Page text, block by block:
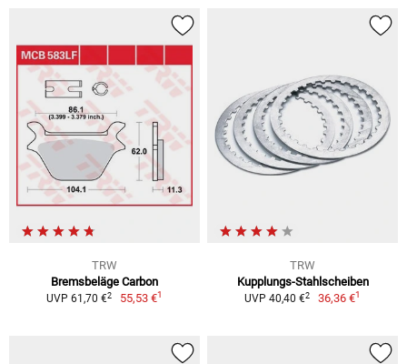
TRW
Bremsbeläge Carbon
UVP 61,70 €2 55,53 €1
TRW
Kupplungs-Stahlscheiben
UVP 40,40 €2 36,36 €1